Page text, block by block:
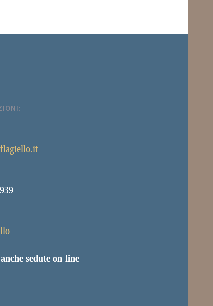
sedute on-line